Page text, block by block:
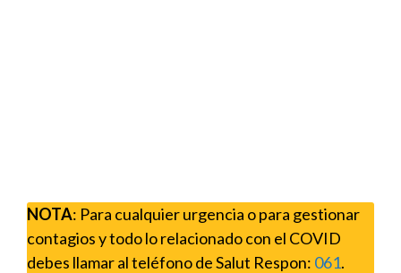
NOTA: Para cualquier urgencia o para gestionar
contagios y todo lo relacionado con el COVID
debes llamar al teléfono de Salut Respon: 061.